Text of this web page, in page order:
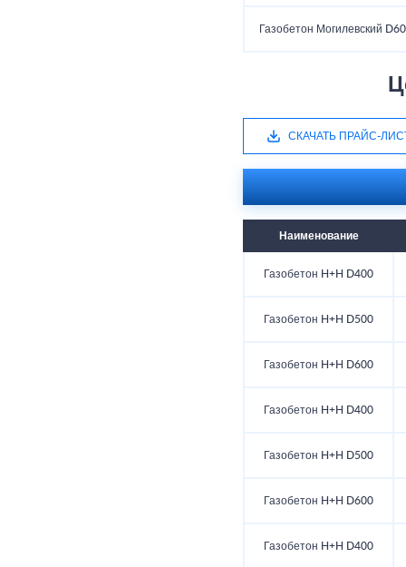
Газобетон Могилевский
СКАЧАТЬ ПРАЙС-
Наименование
Газобетон H+H D400
Газобетон H+H D500
Газобетон H+H D600
Газобетон H+H D400
Газобетон H+H D500
Газобетон H+H D600
Газобетон H+H D400